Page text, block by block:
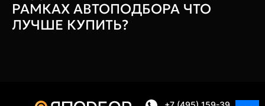
РАМКАХ АВТОПОДБОРА ЧТО
ЛУЧШЕ КУПИТЬ?